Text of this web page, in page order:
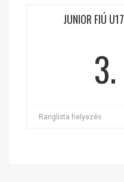
JUNIOR FIÚ U17
3.
Ranglista helyezés